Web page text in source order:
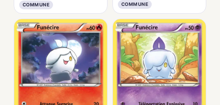
COMMUNE COMMUNE